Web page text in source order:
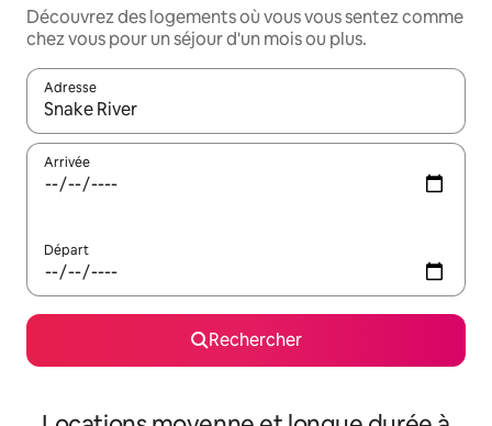
Découvrez des logements où vous vous sentez comme
chez vous pour un séjour d'un mois ou plus.
Adresse
Lorsque les résultats s'affichent, utilisez les flèches vers le
Arrivée
Départ
Rechercher